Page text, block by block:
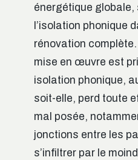
énergétique
l’isolation phonique
rénovation
mise en œuvre est
isolation phonique,
soit-elle, perd toute
mal posée,
jonctions entre les
s’infiltrer par le